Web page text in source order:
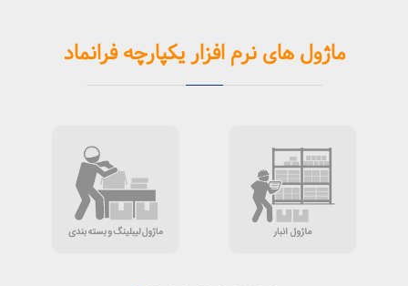
ماژول های نرم افزار یکپارچه فرانماد